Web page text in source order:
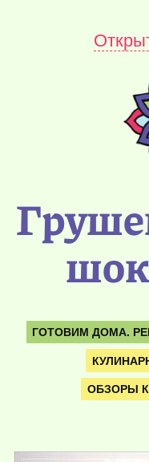
ГОТОВИМ ДОМА.
ОБЗОРЫ